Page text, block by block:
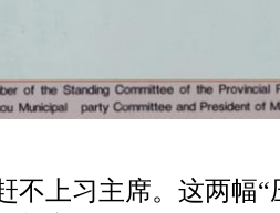
不上习主席。这两幅“